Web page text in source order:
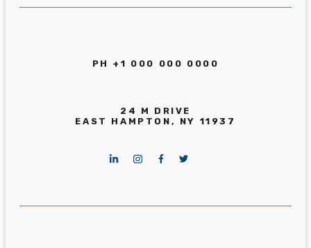
PH +1 000 000 0000
24 M DRIVE
EAST HAMPTON, NY 11937